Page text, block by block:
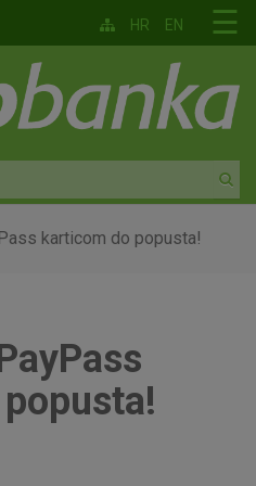
☰
HR EN
karticom do popusta!